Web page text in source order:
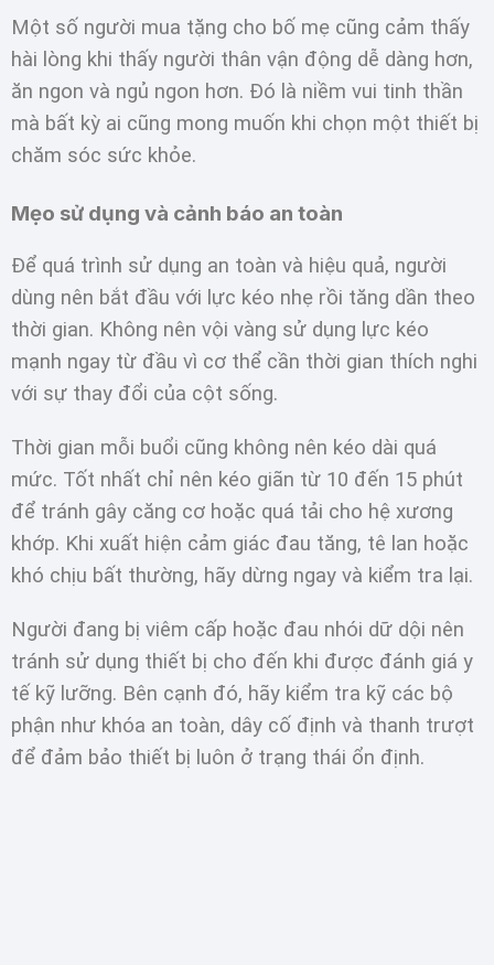
Một số người mua tặng cho bố mẹ cũng cảm thấy
hài lòng khi thấy người thân vận động dễ dàng hơn,
ăn ngon và ngủ ngon hơn. Đó là niềm vui tinh thần
mà bất kỳ ai cũng mong muốn khi chọn một thiết bị
chăm sóc sức khỏe.
Mẹo sử dụng và cảnh báo an toàn
Để quá trình sử dụng an toàn và hiệu quả, người
dùng nên bắt đầu với lực kéo nhẹ rồi tăng dần theo
thời gian. Không nên vội vàng sử dụng lực kéo
mạnh ngay từ đầu vì cơ thể cần thời gian thích nghi
với sự thay đổi của cột sống.
Thời gian mỗi buổi cũng không nên kéo dài quá
mức. Tốt nhất chỉ nên kéo giãn từ 10 đến 15 phút
để tránh gây căng cơ hoặc quá tải cho hệ xương
khớp. Khi xuất hiện cảm giác đau tăng, tê lan hoặc
khó chịu bất thường, hãy dừng ngay và kiểm tra lại.
Người đang bị viêm cấp hoặc đau nhói dữ dội nên
tránh sử dụng thiết bị cho đến khi được đánh giá y
tế kỹ lưỡng. Bên cạnh đó, hãy kiểm tra kỹ các bộ
phận như khóa an toàn, dây cố định và thanh trượt
để đảm bảo thiết bị luôn ở trạng thái ổn định.